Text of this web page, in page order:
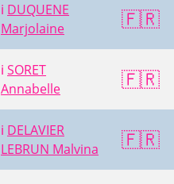
ℹ️ DUQUENE
Marjolaine
🇫🇷
ℹ️ SORET
Annabelle
🇫🇷
ℹ️ DELAVIER
LEBRUN Malvina
🇫🇷